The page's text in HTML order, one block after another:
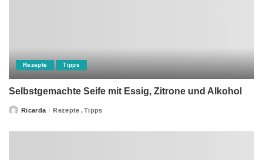
Rezepte Tipps
Selbstgemachte Seife mit Essig, Zitrone und Alkohol
PostedRicarda Rezepte Tipps